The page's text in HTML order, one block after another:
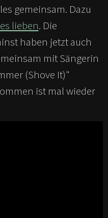
gemeinsam. Dazu
lieben. Die
haben jetzt auch
mit Sängerin
(Shove It)"
ist mal wieder